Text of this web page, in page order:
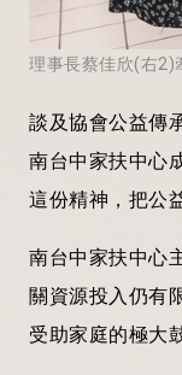
理事長蔡佳欣(右2)
談及協會公益傳
南台中家扶中心
這份精神，把公
南台中家扶中心
關資源投入仍有
受助家庭的極大